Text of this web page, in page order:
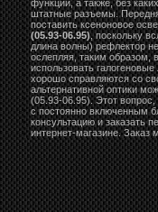
функций, а также, без
штатные разъемы.
поставить ксеноновое
(05.93-06.95), поскольку
длина волны) рефлектор
ослепляя, таким образом,
использовать
хорошо справляются со
альтернативной оптики
(05.93-06.95). Этот
с постоянно включенным
консультацию и заказать
интернет-магазине. Заказ